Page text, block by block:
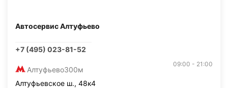
Автосервис Алтуфьево
+7 (495) 023-81-52
Алтуфьево300м
09:00 - 21:00
Алтуфьевское ш., 48к4